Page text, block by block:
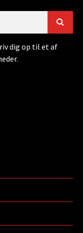
dig op til et af